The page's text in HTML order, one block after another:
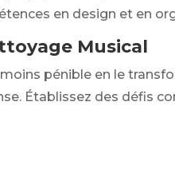
en design et en
Musical
pénible en le
Établissez des défis